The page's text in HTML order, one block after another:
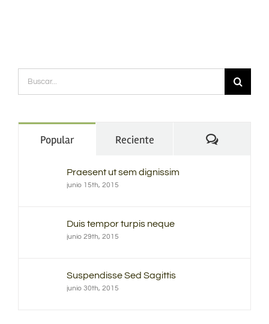
Buscar:
Popular Reciente
Praesent ut sem dignissim
junio 15th, 2015
Duis tempor turpis neque
junio 29th, 2015
Suspendisse Sed Sagittis
junio 30th, 2015